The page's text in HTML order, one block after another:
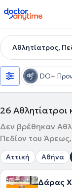
doctoranytime
Αθλητίατρος,
DO+
26
Δεν βρέθηκαν
Πεδίον του
Αττική Αθήνα
Δάρας